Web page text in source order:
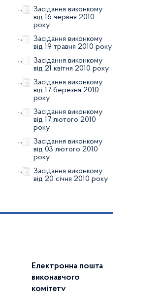
Засідання виконкому
від 16 червня 2010
року
Засідання виконкому
від 19 травня 2010 року
Засідання виконкому
від 21 квітня 2010 року
Засідання виконкому
від 17 березня 2010
року
Засідання виконкому
від 17 лютого 2010
року
Засідання виконкому
від 03 лютого 2010
року
Засідання виконкому
від 20 січня 2010 року
Електронна пошта
виконавчого
комітету